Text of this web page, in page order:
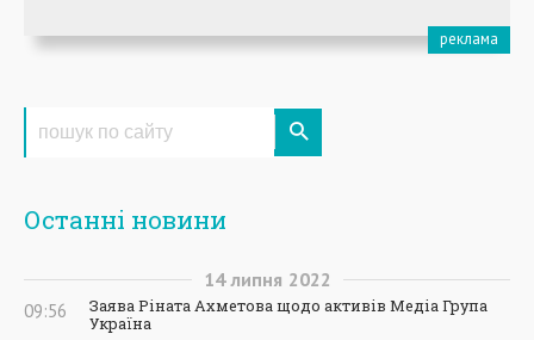
Останні новини
14 липня 2022
09:56
Заява Ріната Ахметова щодо активів Медіа Група
Україна